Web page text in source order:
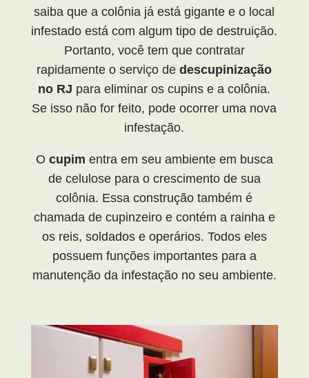
saiba que a colônia já está gigante e o local
infestado está com algum tipo de destruição.
Portanto, você tem que contratar
rapidamente o serviço dedescupinização
no RJ para eliminar os cupins e a colônia.
Se isso não for feito, pode ocorrer uma nova
infestação.
O cupim entra em seu ambiente em busca
de celulose para o crescimento de sua
colônia. Essa construção também é
chamada de cupinzeiro e contém a rainha e
os reis, soldados e operários. Todos eles
possuem funções importantes para a
manutenção da infestação no seu ambiente.